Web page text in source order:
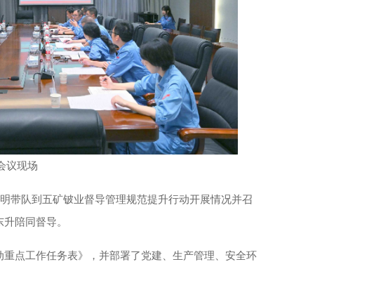
议现场
带队到五矿铍业督导管理规范提升行动开展情况并召
陪同督导。
点工作任务表》，并部署了党建、生产管理、安全环